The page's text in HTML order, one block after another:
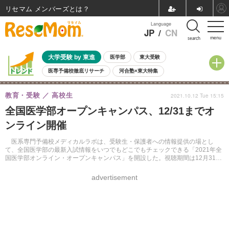
menu
Language
JP / CN search
大学受験 by 東進 医学部 東大受験
医専予備校徹底リサーチ 河合塾×東大特集
親子で考える大学選び 高校受験 中学受験 小学校受験
共通テスト 夏休み
8月開催イベント・WS 全国公立高校 過去問 人気記事
自由研究教材（小学生向け）
全国医学部オープンキャンパス、12/31までオ
ンライン開催
医系専門予備校メディカルラボは、受験生・保護者への情報提供の場とし
て、全国医学部の最新入試情報をいつでもどこでもチェックできる「2021年全
国医学部オンライン・オープンキャンパス」を開設した。視聴期間は12月31日
教育・受験 高校生
advertisement
2021.10.12 Tue 15:15
リセマム メンバーズ